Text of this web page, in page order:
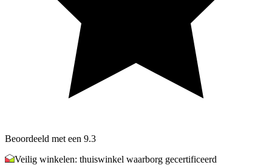
Beoordeeld met een 9.3
Veilig winkelen: thuiswinkel waarborg gecertificeerd